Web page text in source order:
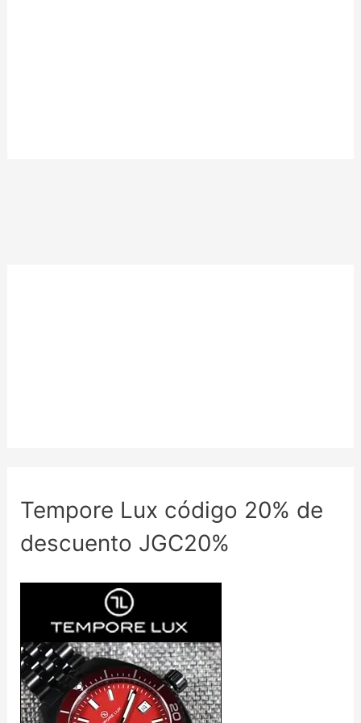
Tempore Lux código 20% de
descuento JGC20%